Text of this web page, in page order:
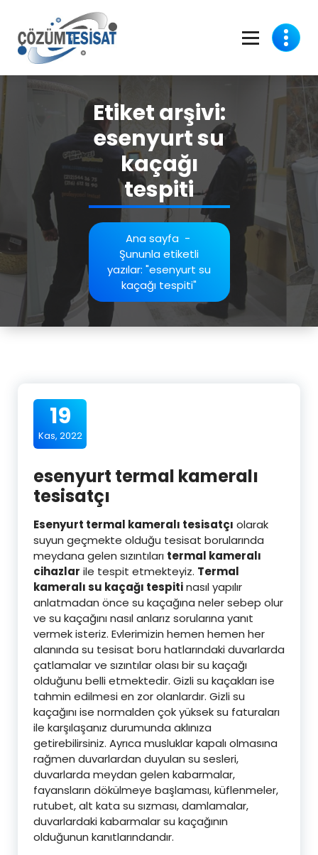
Etiket arşivi:
esenyurt su
kaçağı
tespiti
Ana sayfa-
Şununla etiketli
yazılar: "esenyurt su
kaçağı tespiti"
19
Kas, 2022
esenyurt termal kameralı
tesisatçı
Esenyurt termal kameralı tesisatçı olarak
suyun geçmekte olduğu tesisat borularında
meydana gelen sızıntıları termal kameralı
cihazlar ile tespit etmekteyiz. Termal
kameralı su kaçağı tespitinasıl yapılır
anlatmadan önce su kaçağına neler sebep olur
ve su kaçağını nasıl anlarız sorularına yanıt
vermek isteriz. Evlerimizin hemen hemen her
alanında su tesisat boru hatlarındaki duvarlarda
çatlamalar ve sızıntılar olası bir su kaçağı
olduğunu belli etmektedir. Gizli su kaçakları ise
tahmin edilmesi en zor olanlardır. Gizli su
kaçağını ise normalden çok yüksek su faturaları
ile karşılaşanız durumunda aklınıza
getirebilirsiniz. Ayrıca musluklar kapalı olmasına
rağmen duvarlardan duyulan su sesleri,
duvarlarda meydan gelen kabarmalar,
fayansların dökülmeye başlaması, küflenmeler,
rutubet, alt kata su sızması, damlamalar,
duvarlardaki kabarmalar su kaçağının
olduğunun kanıtlarındandır.